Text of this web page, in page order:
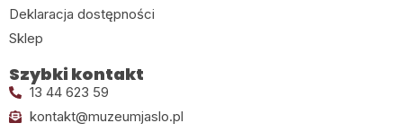
Deklaracja dostępności
Sklep
Szybki kontakt
13 44 623 59
kontakt@muzeumjaslo.pl